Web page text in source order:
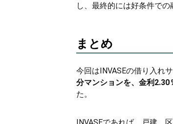
し、最終的には好条件での
まとめ
今回はINVASEの借り入れ
分マンションを、金利2.30
た。